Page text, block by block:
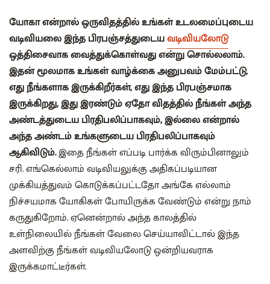
யோகா என்றால் ஒருவிதத்தில் உங்கள் உடலமைப்புடைய
வடிவியலை இந்த பிரபஞ்சத்துடையவடிவியலோடு
ஒத்திசைவாக வைத்துக்கொள்வது என்று சொல்லலாம்.
இதன் மூலமாக உங்கள் வாழ்க்கை அனுபவம் மேம்பட்டு,
எது நீங்களாக இருக்கிறீர்கள், எது இந்த பிரபஞ்சமாக
இருக்கிறது, இது இரண்டும் ஏதோ விதத்தில் நீங்கள் அந்த
அண்டத்துடைய பிரதிபலிப்பாகவும், இல்லை என்றால்
அந்த அண்டம் உங்களுடைய பிரதிபலிப்பாகவும்
ஆகிவிடும்.இதை நீங்கள் எப்படி பார்க்க விரும்பினாலும்
சரி. எங்கெல்லாம் வடிவியலுக்கு அதிகப்படியான
முக்கியத்துவம் கொடுக்கப்பட்டதோ அங்கே எல்லாம்
நிச்சயமாக யோகிகள் போயிருக்க வேண்டும் என்று நாம்
கருதுகிறோம். ஏனென்றால் அந்த காலத்தில்
உள்நிலையில் நீங்கள் வேலை செய்யாவிட்டால் இந்த
அளவிற்கு நீங்கள் வடிவியலோடு ஒன்றியவராக
இருக்கமாட்டீர்கள்.